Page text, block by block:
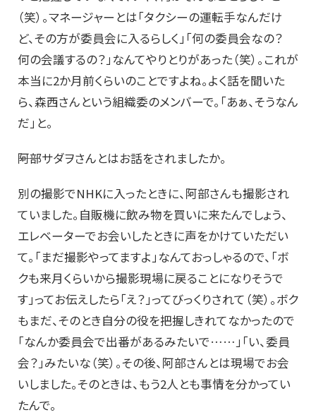
（笑）。マネージャーとは「タクシーの運転手なんだけ
ど、その方が委員会に入るらしく」「何の委員会なの？
何の会議するの？」なんてやりとりがあった（笑）。これが
本当に2か月前くらいのことですよね。よく話を聞いた
ら、森西さんという組織委のメンバーで。「あぁ、そうなん
だ」と。
――阿部サダヲさんとはお話をされましたか。
別の撮影でNHKに入ったときに、阿部さんも撮影され
ていました。自販機に飲み物を買いに来たんでしょう、
エレベーターでお会いしたときに声をかけていただい
て。「まだ撮影やってますよ」なんておっしゃるので、「ボ
クも来月くらいから撮影現場に戻ることになりそうで
す」ってお伝えしたら「え？」ってびっくりされて（笑）。ボク
もまだ、そのとき自分の役を把握しきれてなかったので
「なんか委員会で出番があるみたいで……」「い、委員
会？」みたいな（笑）。その後、阿部さんとは現場でお会
いしました。そのときは、もう2人とも事情を分かってい
たんで。